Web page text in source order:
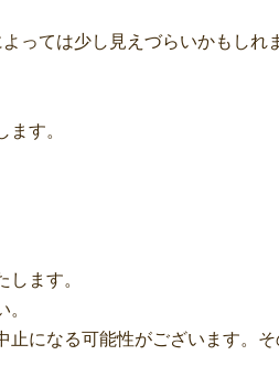
は少し見えづらいかもしれま
す。
ます。
止になる可能性がございます。